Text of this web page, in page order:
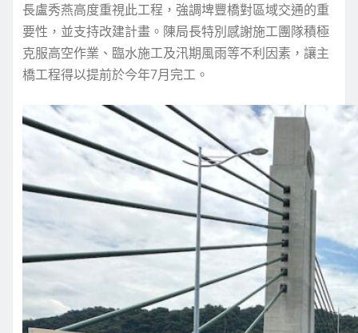
長盧秀燕高度重視此工程，強調埤豐橋對區域交通的重
要性，並支持改建計畫。陳局長特別感謝施工團隊積極
克服高空作業、臨水施工及汛期風雨等不利因素，讓主
橋工程得以提前於今年7月完工。